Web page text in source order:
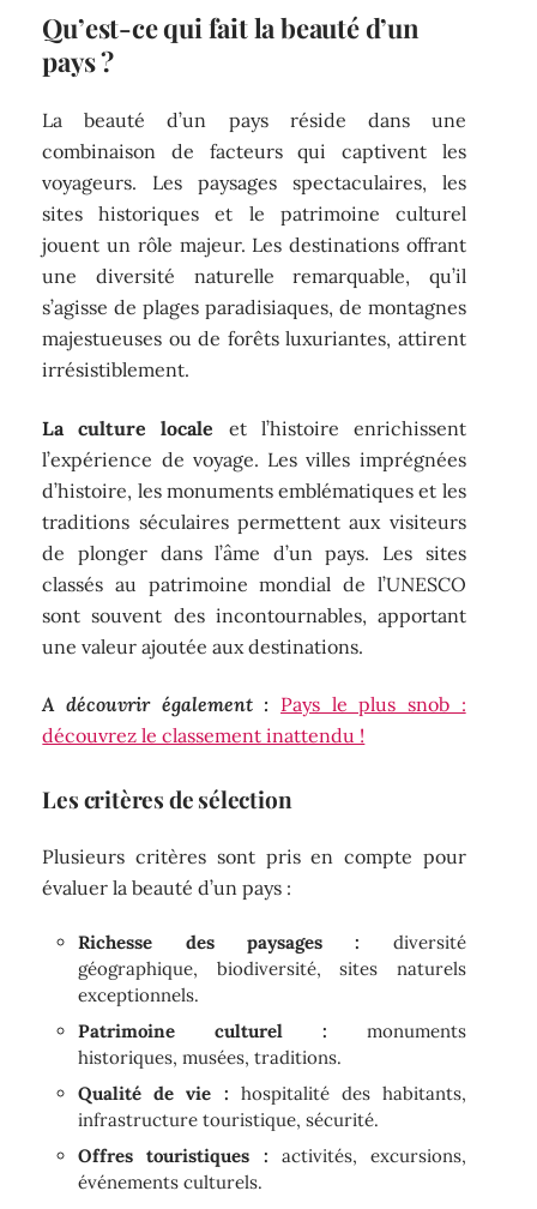
Qu’est-ce qui fait la beauté d’un
pays ?
La beauté d’un pays réside dans une
combinaison de facteurs qui captivent les
voyageurs. Les paysages spectaculaires, les
sites historiques et le patrimoine culturel
jouent un rôle majeur. Les destinations offrant
une diversité naturelle remarquable, qu’il
s’agisse de plages paradisiaques, de montagnes
majestueuses ou de forêts luxuriantes, attirent
irrésistiblement.
La culture locale et l’histoire enrichissent
l’expérience de voyage. Les villes imprégnées
d’histoire, les monuments emblématiques et les
traditions séculaires permettent aux visiteurs
de plonger dans l’âme d’un pays. Les sites
classés au patrimoine mondial de l’UNESCO
sont souvent des incontournables, apportant
une valeur ajoutée aux destinations.
A découvrir également : Pays le plus snob :
découvrez le classement inattendu !
Les critères de sélection
Plusieurs critères sont pris en compte pour
évaluer la beauté d’un pays :
Richesse des paysages : diversité
géographique, biodiversité, sites naturels
exceptionnels.
Patrimoine culturel : monuments
historiques, musées, traditions.
Qualité de vie : hospitalité des habitants,
infrastructure touristique, sécurité.
Offres touristiques : activités, excursions,
événements culturels.